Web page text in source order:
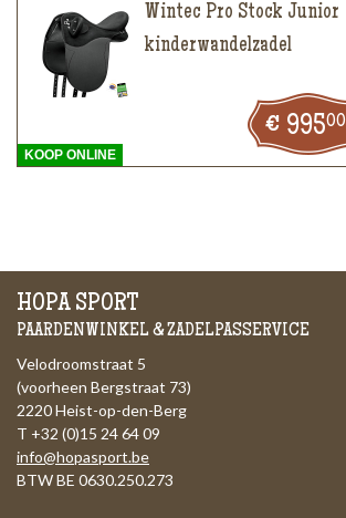
Wintec Pro Stock Junior
kinderwandelzadel
99500
KOOP ONLINE
HOPA SPORT
PAARDENWINKEL & ZADELPASSERVICE
Velodroomstraat 5
(voorheen Bergstraat 73)
2220 Heist-op-den-Berg
T +32 (0)15 24 64 09
info@hopasport.be
BTW BE 0630.250.273